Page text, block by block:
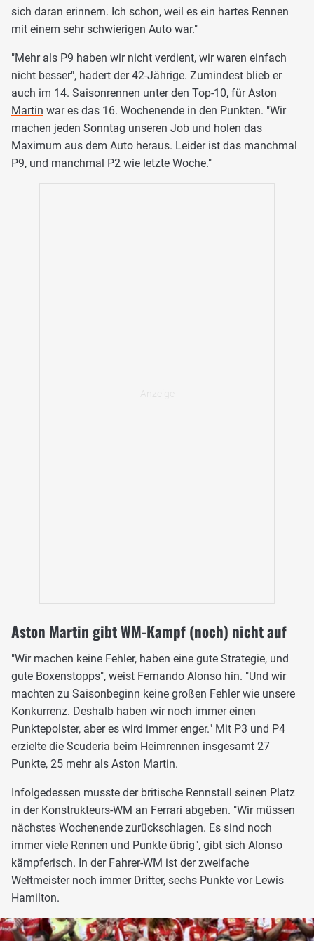
sich daran erinnern. Ich schon, weil es ein hartes Rennen
mit einem sehr schwierigen Auto war."
"Mehr als P9 haben wir nicht verdient, wir waren einfach
nicht besser", hadert der 42-Jährige. Zumindest blieb er
auch im 14. Saisonrennen unter den Top-10, fürAston
Martin war es das 16. Wochenende in den Punkten. "Wir
machen jeden Sonntag unseren Job und holen das
Maximum aus dem Auto heraus. Leider ist das manchmal
P9, und manchmal P2 wie letzte Woche."
Aston Martin gibt WM-Kampf (noch) nicht auf
"Wir machen keine Fehler, haben eine gute Strategie, und
gute Boxenstopps", weist Fernando Alonso hin. "Und wir
machten zu Saisonbeginn keine großen Fehler wie unsere
Konkurrenz. Deshalb haben wir noch immer einen
Punktepolster, aber es wird immer enger." Mit P3 und P4
erzielte die Scuderia beim Heimrennen insgesamt 27
Punkte, 25 mehr als Aston Martin.
Infolgedessen musste der britische Rennstall seinen Platz
in der Konstrukteurs-WM an Ferrari abgeben. "Wir müssen
nächstes Wochenende zurückschlagen. Es sind noch
immer viele Rennen und Punkte übrig", gibt sich Alonso
kämpferisch. In der Fahrer-WM ist der zweifache
Weltmeister noch immer Dritter, sechs Punkte vor Lewis
Hamilton.